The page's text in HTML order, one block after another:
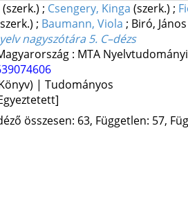
(szerk.) ; Csengery, Kinga (szerk.) ;
; Baumann, Viola ; Biró,
nagyszótára 5. C–dézs
: MTA
| Tudományos
összesen: 63, Független: 57,